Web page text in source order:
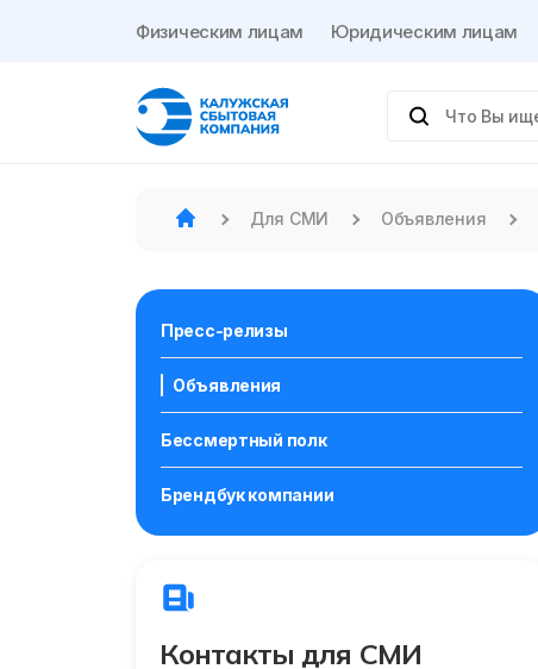
Физическим лицам Юридическим лицам
Для СМИ Объявления
Пресс-релизы
Объявления
Бессмертный полк
Брендбук компании
Контакты для СМИ